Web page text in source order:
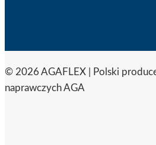
© 2026 AGAFLEX | Polski
naprawczych AGA